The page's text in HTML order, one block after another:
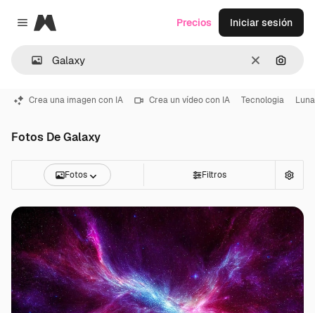
Close menu
Magnific
Borrar
Precios Iniciar sesión
Crea una imagen con IA Crea un vídeo con IA Tecnologia Luna
Fotos De Galaxy
Fotos Filtros